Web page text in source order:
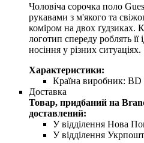
Чоловіча сорочка поло
рукавами з м'якого та
коміром на двох ґудзиках.
логотип спереду роблять
носіння у різних ситуаціях.
Характеристики:
Країна виробник: BD
Доставка
Товар, придбаний на
доставлений:
У відділення Нова
У відділення